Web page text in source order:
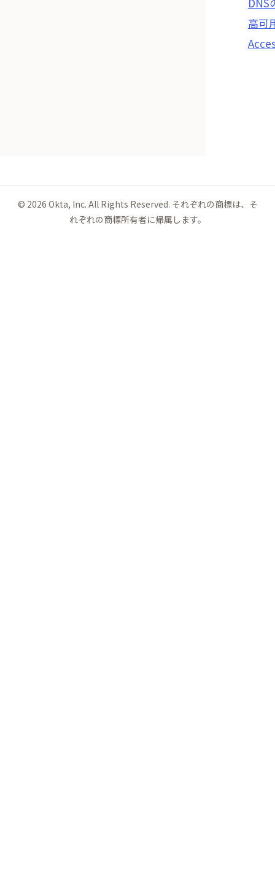
高可
© 2026 Okta, Inc. All Rights Reserved. それぞれの商標は、そ
れぞれの商標所有者に帰属します。